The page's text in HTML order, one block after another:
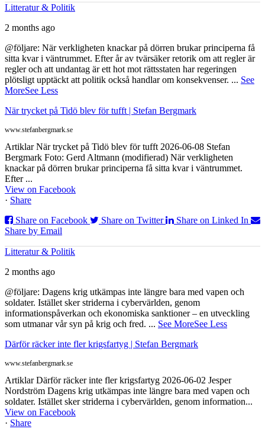
Litteratur & Politik
2 months ago
@följare: När verkligheten knackar på dörren brukar principerna få
sitta kvar i väntrummet. Efter år av tvärsäker retorik om att regler är
regler och att undantag är ett hot mot rättsstaten har regeringen
plötsligt upptäckt att politik också handlar om konsekvenser. ... See
MoreSee Less
När trycket på Tidö blev för tufft | Stefan Bergmark
www.stefanbergmark.se
Artiklar När trycket på Tidö blev för tufft 2026-06-08 Stefan
Bergmark Foto: Gerd Altmann (modifierad) När verkligheten
knackar på dörren brukar principerna få sitta kvar i väntrummet.
Efter ...
View on Facebook
· Share
Share on Facebook
Share on Twitter
Share on Linked In
Share by Email
Litteratur & Politik
2 months ago
@följare: Dagens krig utkämpas inte längre bara med vapen och
soldater. Istället sker striderna i cybervärlden, genom
informationspåverkan och ekonomiska sanktioner – en utveckling
som utmanar vår syn på krig och fred. ... See MoreSee Less
Därför räcker inte fler krigsfartyg | Stefan Bergmark
www.stefanbergmark.se
Artiklar Därför räcker inte fler krigsfartyg 2026-06-02 Jesper
Nordström Dagens krig utkämpas inte längre bara med vapen och
soldater. Istället sker striderna i cybervärlden, genom information...
View on Facebook
· Share